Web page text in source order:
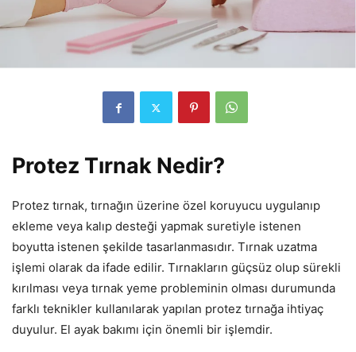
Protez Tırnak Nedir?
Protez tırnak, tırnağın üzerine özel koruyucu uygulanıp
ekleme veya kalıp desteği yapmak suretiyle istenen
boyutta istenen şekilde tasarlanmasıdır. Tırnak uzatma
işlemi olarak da ifade edilir. Tırnakların güçsüz olup sürekli
kırılması veya tırnak yeme probleminin olması durumunda
farklı teknikler kullanılarak yapılan protez tırnağa ihtiyaç
duyulur. El ayak bakımı için önemli bir işlemdir.